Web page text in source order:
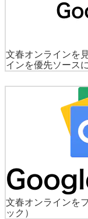
文春オンラインを
インを優先ソース
文春オンラインを
ック）